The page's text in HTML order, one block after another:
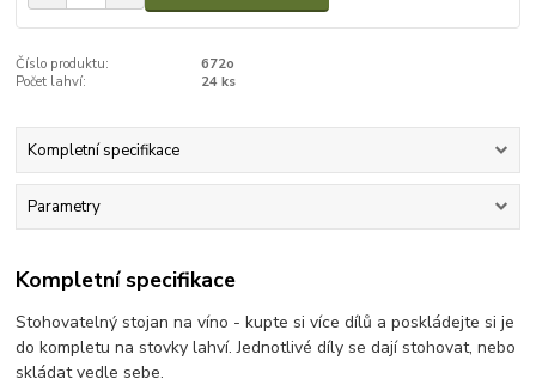
Číslo produktu:
672o
Počet lahví:
24 ks
Kompletní specifikace
Parametry
Kompletní specifikace
Stohovatelný stojan na víno - kupte si více dílů a poskládejte si je
do kompletu na stovky lahví. Jednotlivé díly se dají stohovat, nebo
skládat vedle sebe.